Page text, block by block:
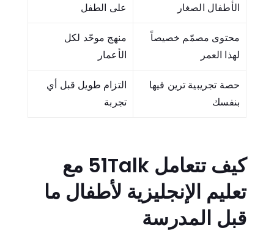
الأطفال الصغار
على الطفل
محتوى مصمّم خصيصاً
لهذا العمر
منهج موحّد لكل
الأعمار
حصة تجريبية ترين فيها
بنفسك
التزام طويل قبل أي
تجربة
كيف تتعامل 51Talk مع
تعليم الإنجليزية لأطفال ما
قبل المدرسة